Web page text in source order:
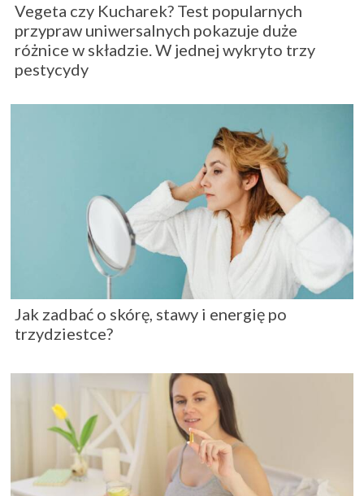
Vegeta czy Kucharek? Test popularnych
przypraw uniwersalnych pokazuje duże
różnice w składzie. W jednej wykryto trzy
pestycydy
Jak zadbać o skórę, stawy i energię po
trzydziestce?